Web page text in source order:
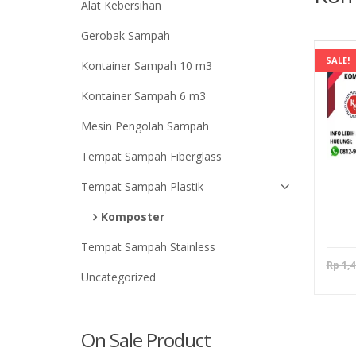
SALE!
Rp
Alat Kebersihan
Gerobak Sampah
Kontainer Sampah 10 m3
Kontainer Sampah 6 m3
Mesin Pengolah Sampah
Tempat Sampah Fiberglass
Tempat Sampah Plastik
Komposter
Tempat Sampah Stainless
Uncategorized
On Sale Product